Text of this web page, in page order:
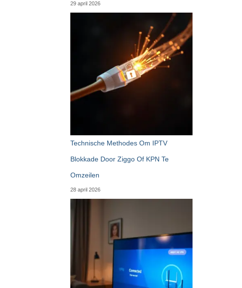
29 april 2026
Technische Methodes Om IPTV
Blokkade Door Ziggo Of KPN Te
Omzeilen
28 april 2026